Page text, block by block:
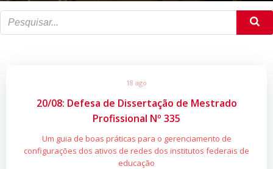
18 ago
20/08: Defesa de Dissertação de Mestrado
Profissional Nº 335
Um guia de boas práticas para o gerenciamento de
configurações dos ativos de redes dos institutos federais de
educação